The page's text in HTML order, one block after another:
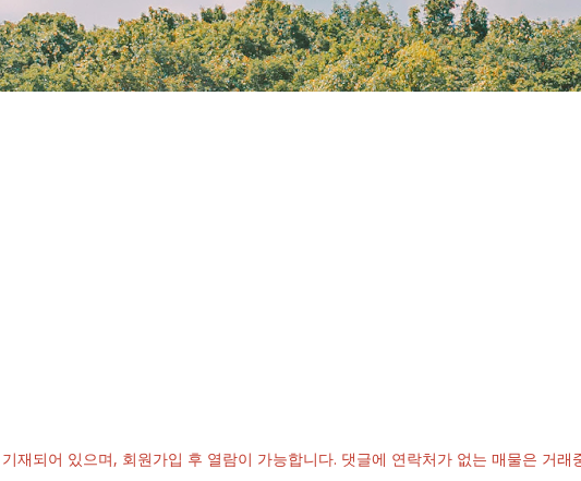
재되어 있으며, 회원가입 후 열람이 가능합니다. 댓글에 연락처가 없는 매물은 거래